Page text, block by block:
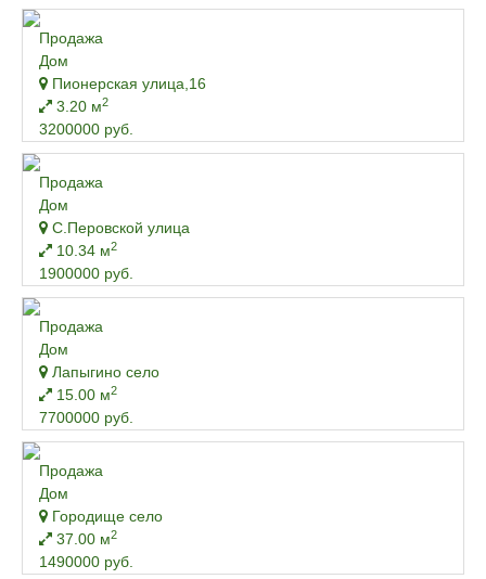
Продажа
Дом
Пионерская улица,16
3.20 м2
3200000 руб.
Продажа
Дом
С.Перовской улица
10.34 м2
1900000 руб.
Продажа
Дом
Лапыгино село
15.00 м2
7700000 руб.
Продажа
Дом
Городище село
37.00 м2
1490000 руб.